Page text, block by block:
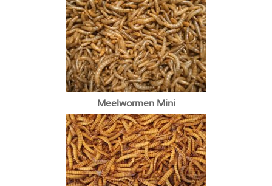
Meelwormen Mini